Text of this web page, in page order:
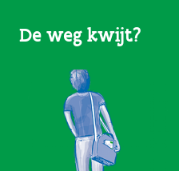
Links)
De weg kwijt?